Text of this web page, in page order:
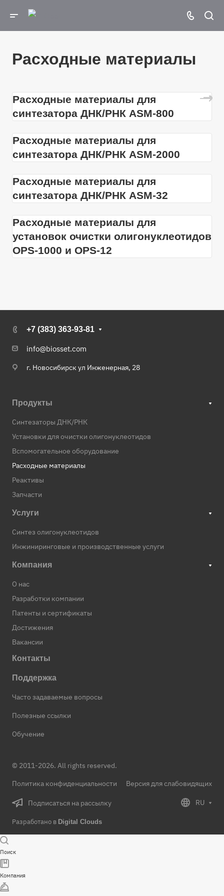
Расходные материалы
Расходные материалы для
синтезатора ДНК/РНК ASM-­800
Расходные материалы для
синтезатора ДНК/РНК ASM-­2000
Расходные материалы для
синтезатора ДНК/РНК ASM-­32
Расходные материалы для
установок очистки олигонуклеотидов
OPS-­­1000 и OPS-­12
+7 (383) 363-93-81
info@biosset.com
г. Новосибирск ул Инженерная, 28
Продукты
Синтезаторы ДНК/РНК
Установки для очистки олигонуклеотидов
Вспомогательное оборудование
Расходные материалы
Реактивы
Запчасти
Услуги
Синтез олигонуклеотидов
Инжиниринговые и производственные услуги
Компания
О нас
Разработки компании
Патенты и сертификаты
Достижения
Вакансии
Контакты
Поддержка
Часто задаваемые вопросы
Полезные ссылки
Обучение
© 2011-2026. All rights reserved.
Политика конфиденциальности
Версия для слабовидящих
Подписаться на рассылку RU
Разработано в Digital Clouds
Поиск
Компания